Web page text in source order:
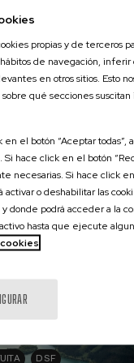
2026
de
circular en
primario
Euskera Español .
Gratuito
plazas
pasada
de
espera
de
matrícula
DSF
propias y de terceros
hábitos de navegación,
en otros sitios. Esto
qué secciones
en el botón “Aceptar
Si hace click en el botón
necesarias. Si hace click
activar o deshabilitar las
donde podrá acceder a la
hasta que ejecute